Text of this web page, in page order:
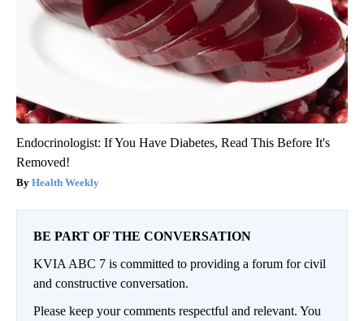
Endocrinologist: If You Have Diabetes, Read This Before It's
Removed!
Health Weekly
BE PART OF THE CONVERSATION
KVIA ABC 7 is committed to providing a forum for civil
and constructive conversation.
Please keep your comments respectful and relevant. You